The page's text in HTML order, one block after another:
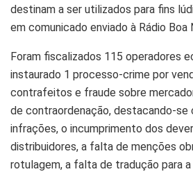
destinam a ser utilizados para fins
em comunicado enviado à Rádio Boa
Foram fiscalizados 115 operadores
instaurado 1 processo-crime por
contrafeitos e fraude sobre
de contraordenação, destacando-se
infrações, o incumprimento dos
distribuidores, a falta de menções
rotulagem, a falta de tradução para